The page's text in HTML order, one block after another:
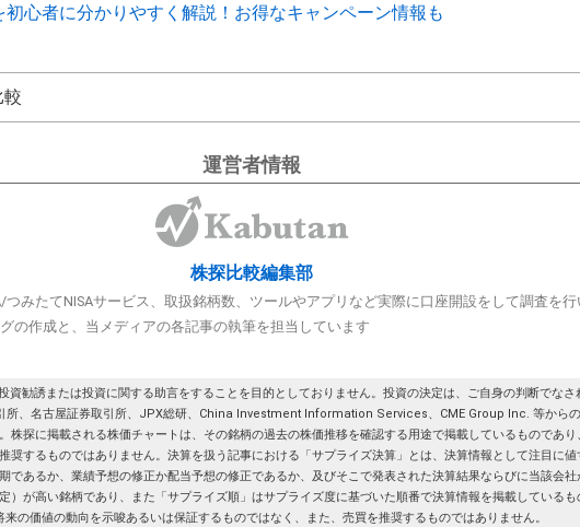
心者に分かりやすく解説！お得なキャンペーン情報も
較
運営者情報
株探比較編集部
みたてNISAサービス、取扱銘柄数、ツールやアプリなど実際に口座開設をして調査を
の作成と、当メディアの各記事の執筆を担当しています
資勧誘または投資に関する助言をすることを目的としておりません。投資の決定は、ご自身の判断でな
所、名古屋証券取引所、JPX総研、China Investment Information Services、CME Group Inc. 等から
株探に掲載される株価チャートは、その銘柄の過去の株価推移を確認する用途で掲載しているものであ
奨するものではありません。決算を扱う記事における「サプライズ決算」とは、決算情報として注目に
であるか、業績予想の修正か配当予想の修正であるか、及びそこで発表された決算結果ならびに当該会
）が高い銘柄であり、また「サプライズ順」はサプライズ度に基づいた順番で決算情報を掲載している
来の価値の動向を示唆あるいは保証するものではなく、また、売買を推奨するものではありません。